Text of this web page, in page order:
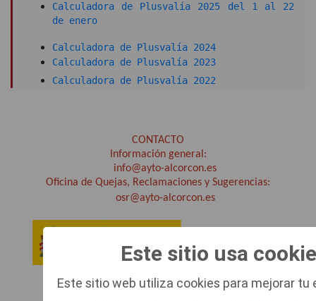
Calculadora de Plusvalía 2025 del 1 al 22
de enero
Calculadora de Plusvalía 2024
Calculadora de Plusvalía 2023
Calculadora de Plusvalía 2022
CONTACTO
Información general:
info@ayto-alcorcon.es
Oficina de Quejas, Reclamaciones y Sugerencias:
osr@ayto-alcorcon.es
Este sitio usa
Este sitio web utiliza cookies para mejorar tu